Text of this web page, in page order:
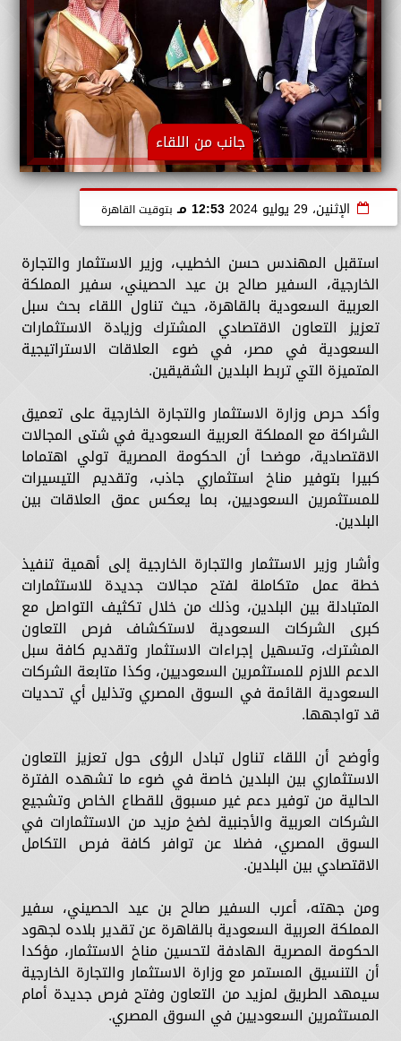
جانب من اللقاء
الإثنين، 29 يوليو 2024 12:53 مـ بتوقيت القاهرة
استقبل المهندس حسن الخطيب، وزير الاستثمار والتجارة
الخارجية، السفير صالح بن عيد الحصيني، سفير المملكة
العربية السعودية بالقاهرة، حيث تناول اللقاء بحث سبل
تعزيز التعاون الاقتصادي المشترك وزيادة الاستثمارات
السعودية في مصر، في ضوء العلاقات الاستراتيجية
المتميزة التي تربط البلدين الشقيقين.
وأكد حرص وزارة الاستثمار والتجارة الخارجية على تعميق
الشراكة مع المملكة العربية السعودية في شتى المجالات
الاقتصادية، موضحا أن الحكومة المصرية تولي اهتماما
كبيرا بتوفير مناخ استثماري جاذب، وتقديم التيسيرات
للمستثمرين السعوديين، بما يعكس عمق العلاقات بين
البلدين.
وأشار وزير الاستثمار والتجارة الخارجية إلى أهمية تنفيذ
خطة عمل متكاملة لفتح مجالات جديدة للاستثمارات
المتبادلة بين البلدين، وذلك من خلال تكثيف التواصل مع
كبرى الشركات السعودية لاستكشاف فرص التعاون
المشترك، وتسهيل إجراءات الاستثمار وتقديم كافة سبل
الدعم اللازم للمستثمرين السعوديين، وكذا متابعة الشركات
السعودية القائمة في السوق المصري وتذليل أي تحديات
قد تواجهها.
وأوضح أن اللقاء تناول تبادل الرؤى حول تعزيز التعاون
الاستثماري بين البلدين خاصة في ضوء ما تشهده الفترة
الحالية من توفير دعم غير مسبوق للقطاع الخاص وتشجيع
الشركات العربية والأجنبية لضخ مزيد من الاستثمارات في
السوق المصري، فضلا عن توافر كافة فرص التكامل
الاقتصادي بين البلدين.
ومن جهته، أعرب السفير صالح بن عيد الحصيني، سفير
المملكة العربية السعودية بالقاهرة عن تقدير بلاده لجهود
الحكومة المصرية الهادفة لتحسين مناخ الاستثمار، مؤكدا
أن التنسيق المستمر مع وزارة الاستثمار والتجارة الخارجية
سيمهد الطريق لمزيد من التعاون وفتح فرص جديدة أمام
المستثمرين السعوديين في السوق المصري.